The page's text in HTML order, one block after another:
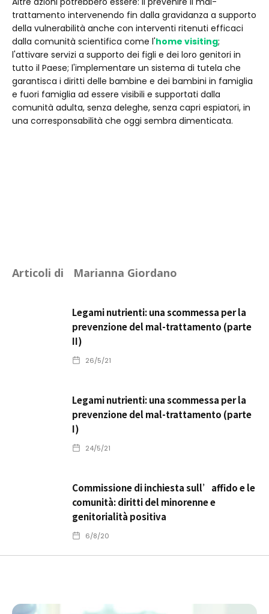
trattamento intervenendo fin dalla gravidanza a supporto
della vulnerabilità anche con interventi ritenuti efficaci
dalla comunità scientifica come l'home visiting;
l'attivare servizi a supporto dei figli e dei loro genitori in
tutto il Paese; l'implementare un sistema di tutela che
garantisca i diritti delle bambine e dei bambini in famiglia
e fuori famiglia ad essere visibili e supportati dalla
comunità adulta, senza deleghe, senza capri espiatori, in
una corresponsabilità che oggi sembra dimenticata.
Articoli di Marianna Giordano
Legami nutrienti: una scommessa per la
prevenzione del mal-trattamento (parte
II)
26/5/21
Legami nutrienti: una scommessa per la
prevenzione del mal-trattamento (parte
I)
24/5/21
Commissione di inchiesta sull’affido e le
comunità: diritti del minorenne e
genitorialità positiva
6/8/20